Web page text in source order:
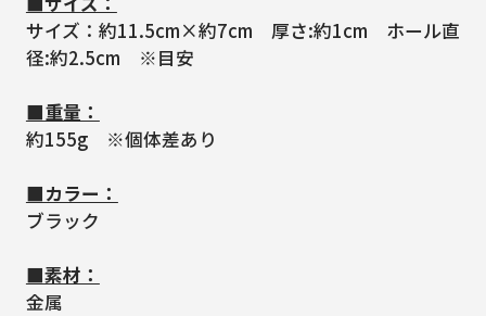
サイズ：約11.5cm×約7cm 厚さ:約1cm ホール直
径:約2.5cm ※目安
■重量：
約155g ※個体差あり
■カラー：
ブラック
■素材：
金属